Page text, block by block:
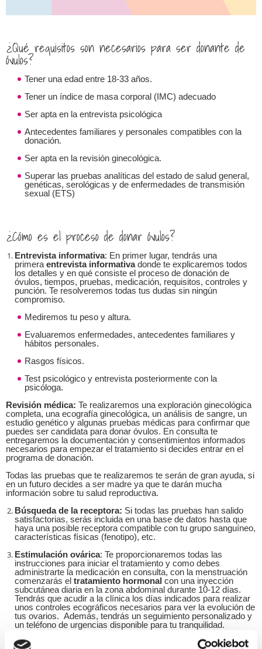
¿Qué requisitos son necesarios para ser donante de
óvulos?
Tener una edad entre 18-33 años.
Tener un índice de masa corporal (IMC) adecuado
Ser apta en la entrevista psicológica
Antecedentes familiares y personales compatibles con la
donación.
Ser apta en la revisión ginecológica.
Superar las pruebas analíticas del estado de salud general,
genéticas, serológicas y de enfermedades de transmisión
sexual (ETS)
¿Cómo es el proceso de donar óvulos?
Entrevista informativa: En primer lugar, tendrás una
primera entrevista informativadonde te explicaremos todos
los detalles y en qué consiste el proceso de donación de
óvulos, tiempos, pruebas, medicación, requisitos, controles y
punción. Te resolveremos todas tus dudas sin ningún
compromiso.
Mediremos tu peso y altura.
Evaluaremos enfermedades, antecedentes familiares y
hábitos personales.
Rasgos físicos.
Test psicológico y entrevista posteriormente con la
psicóloga.
Revisión médica: Te realizaremos una exploración ginecológica
completa, una ecografía ginecológica, un análisis de sangre, un
estudio genético y algunas pruebas médicas para confirmar que
puedes ser candidata para donar óvulos. En consulta te
entregaremos la documentación y consentimientos informados
necesarios para empezar el tratamiento si decides entrar en el
programa de donación.
Todas las pruebas que te realizaremos te serán de gran ayuda, si
en un futuro decides a ser madre ya que te darán mucha
información sobre tu salud reproductiva.
Búsqueda de la receptora: Si todas las pruebas han salido
satisfactorias, serás incluida en una base de datos hasta que
haya una posible receptora compatible con tu grupo sanguíneo,
características físicas (fenotipo), etc.
Estimulación ovárica: Te proporcionaremos todas las
instrucciones para iniciar el tratamiento y como debes
administrarte la medicación en consulta, con la menstruación
comenzarás el tratamiento hormonal con una inyección
subcutánea diaria en la zona abdominal durante 10-12 días.
Tendrás que acudir a la clínica los días indicados para realizar
unos controles ecográficos necesarios para ver la evolución de
tus ovarios. Además, tendrás un seguimiento personalizado y
un teléfono de urgencias disponible para tu tranquilidad.
Punción folicular:
Una vez finalizado el tratamiento hormonal